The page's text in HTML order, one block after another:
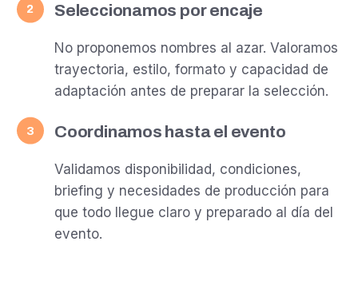
2 Seleccionamos por encaje
No proponemos nombres al azar. Valoramos
trayectoria, estilo, formato y capacidad de
adaptación antes de preparar la selección.
3 Coordinamos hasta el evento
Validamos disponibilidad, condiciones,
briefing y necesidades de producción para
que todo llegue claro y preparado al día del
evento.